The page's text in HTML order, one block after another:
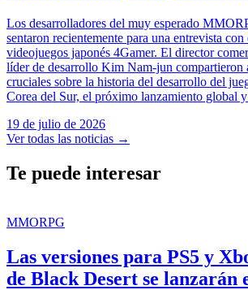
Los desarrolladores del muy esperado
sentaron recientemente para una entrevista
videojuegos japonés 4Gamer. El director
líder de desarrollo Kim Nam-jun compartieron
cruciales sobre la historia del desarrollo del
Corea del Sur, el próximo lanzamiento global
19 de julio de 2026
Ver todas las noticias →
Te puede interesar
MMORPG
Las versiones para PS5 y
de Black Desert se lanzarán